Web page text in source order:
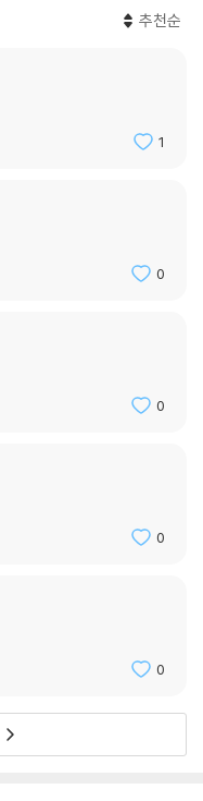
추천순
1
0
0
0
0